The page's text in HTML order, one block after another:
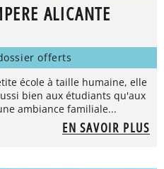
ALICANTE
offerts
école à taille humaine, elle
bien aux étudiants qu'aux
ambiance familiale...
EN SAVOIR PLUS